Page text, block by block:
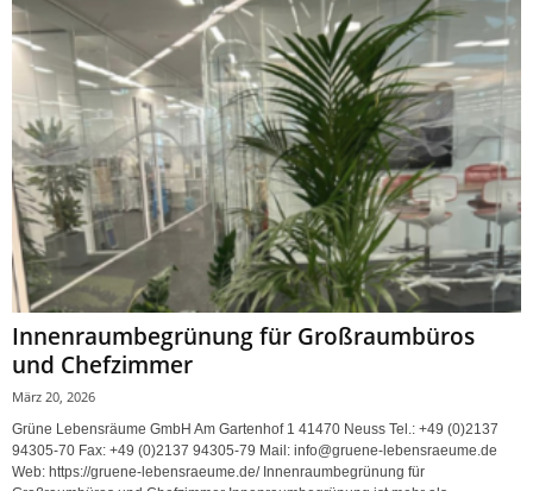
Innenraumbegrünung für Großraumbüros
und Chefzimmer
März 20, 2026
Grüne Lebensräume GmbH Am Gartenhof 1 41470 Neuss Tel.: +49 (0)2137
94305-70 Fax: +49 (0)2137 94305-79 Mail: info@gruene-lebensraeume.de
Web: https://gruene-lebensraeume.de/ Innenraumbegrünung für